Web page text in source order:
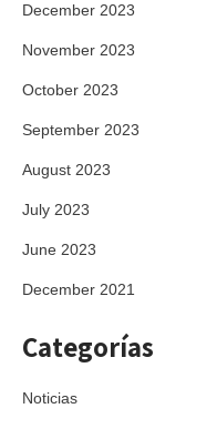
December 2023
November 2023
October 2023
September 2023
August 2023
July 2023
June 2023
December 2021
Categorías
Noticias